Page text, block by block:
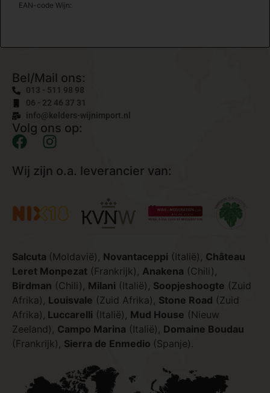
EAN-code Wijn:
Bel/Mail ons:
013 - 511 98 98
06 - 22 46 37 31
info@kelders-wijnimport.nl
Volg ons op:
Wij zijn o.a. leverancier van:
Salcuta (Moldavië), Novantaceppi (Italië), Château
Leret Monpezat (Frankrijk), Anakena (Chili),
Birdman (Chili), Milani (Italië), Soopjeshoogte (Zuid
Afrika), Louisvale (Zuid Afrika), Stone Road (Zuid
Afrika), Luccarelli (Italië), Mud House (Nieuw
Zeeland), Campo Marina (Italië), Domaine Boudau
(Frankrijk), Sierra de Enmedio (Spanje).